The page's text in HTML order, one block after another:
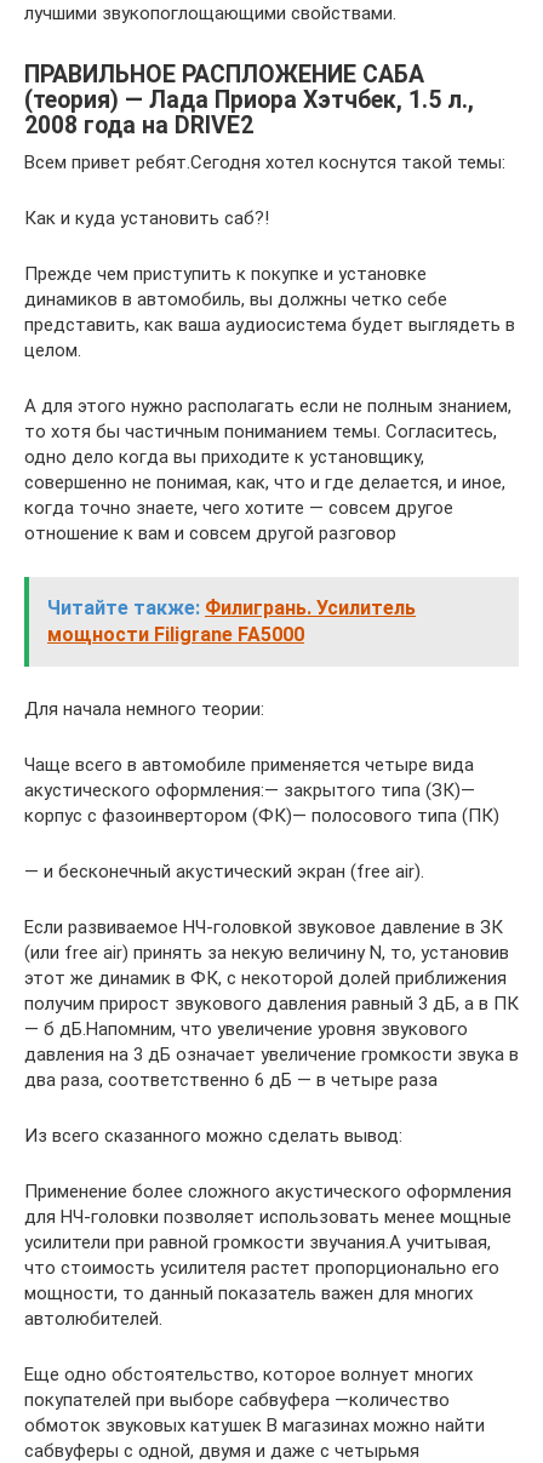
лучшими звукопоглощающими свойствами.
ПРАВИЛЬНОЕ РАСПЛОЖЕНИЕ САБА
(теория) — Лада Приора Хэтчбек, 1.5 л.,
2008 года на DRIVE2
Всем привет ребят.Сегодня хотел коснутся такой темы:
Как и куда установить саб?!
Прежде чем приступить к покупке и установке
динамиков в автомобиль, вы должны четко себе
представить, как ваша аудиосистема будет выглядеть в
целом.
А для этого нужно располагать если не полным знанием,
то хотя бы частичным пониманием темы. Согласитесь,
одно дело когда вы приходите к установщику,
совершенно не понимая, как, что и где делается, и иное,
когда точно знаете, чего хотите — совсем другое
отношение к вам и совсем другой разговор
Читайте также: Филигрань. Усилитель
мощности Filigrane FA5000
Для начала немного теории:
Чаще всего в автомобиле применяется четыре вида
акустического оформления:— закрытого типа (ЗК)—
корпус с фазоинвертором (ФК)— полосового типа (ПК)
— и бесконечный акустический экран (free air).
Если развиваемое НЧ-головкой звуковое давление в ЗК
(или free air) принять за некую величину N, то, установив
этот же динамик в ФК, с некоторой долей приближения
получим прирост звукового давления равный 3 дБ, а в ПК
— б дБ.Напомним, что увеличение уровня звукового
давления на 3 дБ означает увеличение громкости звука в
два раза, соответственно 6 дБ — в четыре раза
Из всего сказанного можно сделать вывод:
Применение более сложного акустического оформления
для НЧ-головки позволяет использовать менее мощные
усилители при равной громкости звучания.А учитывая,
что стоимость усилителя растет пропорционально его
мощности, то данный показатель важен для многих
автолюбителей.
Еще одно обстоятельство, которое волнует многих
покупателей при выборе сабвуфера —количество
обмоток звуковых катушек В магазинах можно найти
сабвуферы с одной, двумя и даже с четырьмя